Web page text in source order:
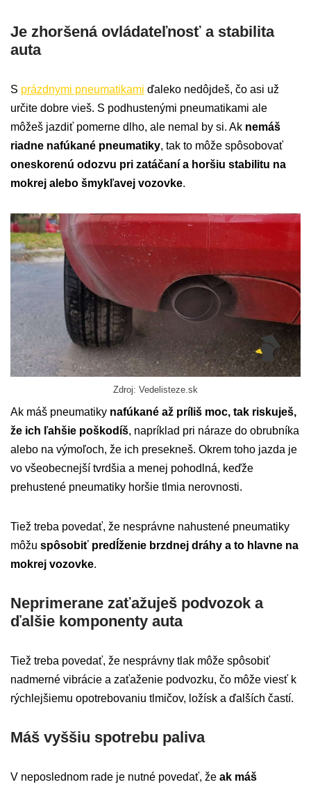
Je zhoršená ovládateľnosť a stabilita
auta
S prázdnymi pneumatikami ďaleko nedôjdeš, čo asi už
určite dobre vieš. S podhustenými pneumatikami ale
môžeš jazdiť pomerne dlho, ale nemal by si. Ak nemáš
riadne nafúkané pneumatiky, tak to môže spôsobovať
oneskorenú odozvu pri zatáčaní a horšiu stabilitu na
mokrej alebo šmykľavej vozovke.
Zdroj: Vedelisteze.sk
Ak máš pneumatiky nafúkané až príliš moc, tak riskuješ,
že ich ľahšie poškodíš, napríklad pri náraze do obrubníka
alebo na výmoľoch, že ich presekneš. Okrem toho jazda je
vo všeobecnejší tvrdšia a menej pohodlná, keďže
prehustené pneumatiky horšie tlmia nerovnosti.
Tiež treba povedať, že nesprávne nahustené pneumatiky
môžu spôsobiť predĺženie brzdnej dráhy a to hlavne na
mokrej vozovke.
Neprimerane zaťažuješ podvozok a
ďalšie komponenty auta
Tiež treba povedať, že nesprávny tlak môže spôsobiť
nadmerné vibrácie a zaťaženie podvozku, čo môže viesť k
rýchlejšiemu opotrebovaniu tlmičov, ložísk a ďalších častí.
Máš vyššiu spotrebu paliva
V neposlednom rade je nutné povedať, že ak máš